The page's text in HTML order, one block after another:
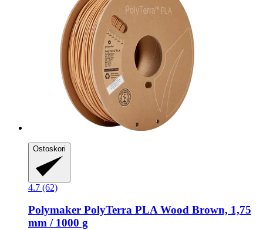
Ostoskori
4.7 (62)
Polymaker PolyTerra PLA Wood Brown, 1,75
mm / 1000 g